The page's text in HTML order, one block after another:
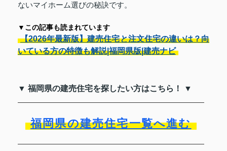
ないマイホーム選びの秘訣です。
▼この記事も読まれています
【2026年最新版】建売住宅と注文住宅の違いは？向
いている方の特徴も解説|福岡県版|建売ナビ
▼ 福岡県の建売住宅を探したい方はこちら！ ▼
福岡県の建売住宅一覧へ進む